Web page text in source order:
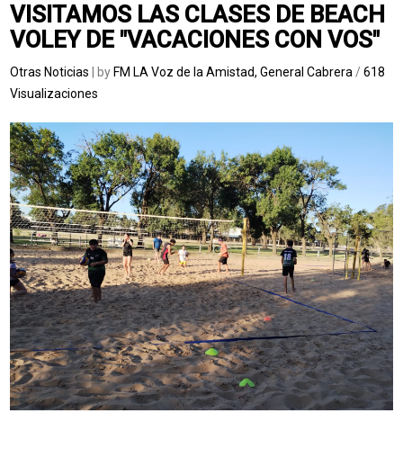
VISITAMOS LAS CLASES DE BEACH
VOLEY DE "VACACIONES CON VOS"
Otras Noticias | by FM LA Voz de la Amistad, General Cabrera /618
Visualizaciones